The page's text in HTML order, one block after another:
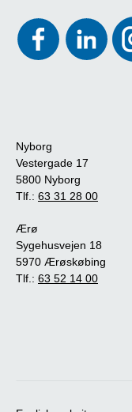
Nyborg
Vestergade 17
5800 Nyborg
Tlf.: 63 31 28 00
Ærø
Sygehusvejen 18
5970 Ærøskøbing
Tlf.: 63 52 14 00